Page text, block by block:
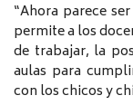
“Ahora parece
permite a los
de trabajar, la
aulas para
con los chicos y